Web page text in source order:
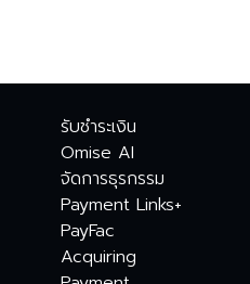
รับชำระเงิน
Omise AI
จัดการธุรกรรม
Payment Links+
PayFac
Acquiring